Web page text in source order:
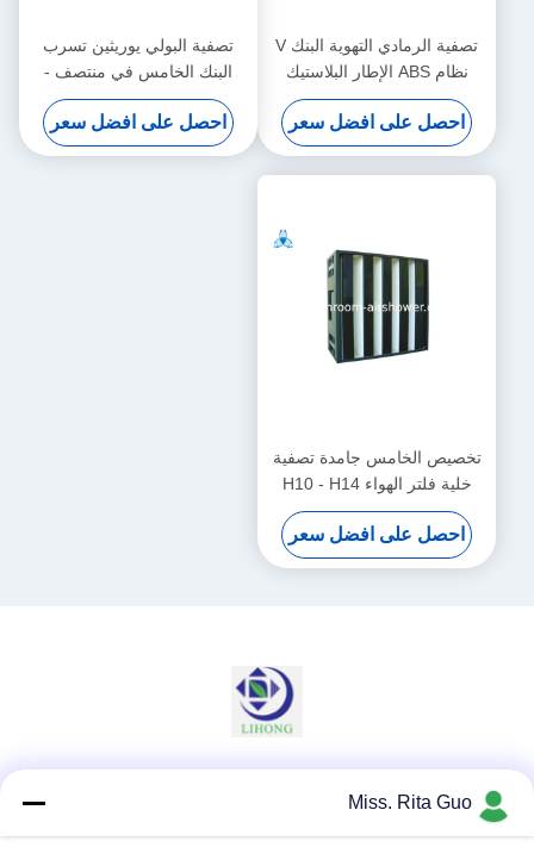
تصفية الرمادي التهوية البنك V
نظام ABS الإطار البلاستيك
للصناعات
احصل على افضل سعر
تصفية البولي يوريثين تسرب
البنك الخامس في منتصف -
نظام مستوى الهواء صندوق
احصل على افضل سعر
تخصيص الخامس جامدة تصفية
خلية فلتر الهواء H10 - H14
الترشيح العلمية
احصل على افضل سعر
وسائل التواصل الاجتماعيMiss. Rita Guo